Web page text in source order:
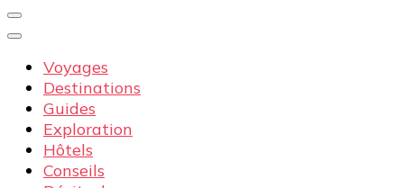
Voyages
Destinations
Guides
Exploration
Hôtels
Conseils